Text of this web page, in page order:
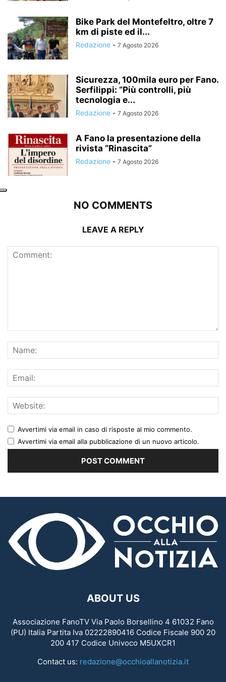
Bike Park del Montefeltro, oltre 7
km di piste ed il...
Redazione - 7 Agosto 2026
Sicurezza, 100mila euro per Fano.
Serfilippi: “Più controlli, più
tecnologia e...
Redazione - 7 Agosto 2026
A Fano la presentazione della
rivista “Rinascita”
Redazione - 7 Agosto 2026
NO COMMENTS
LEAVE A REPLY
Avvertimi via email in caso di risposte al mio commento.
Avvertimi via email alla pubblicazione di un nuovo articolo.
ABOUT US
Associazione FanoTV Via Paolo Borsellino 4 61032 Fano
(PU) Italia Partita Iva 02222890416 Codice Fiscale 900 20
200 417 Codice Univoco M5UXCR1
Contact us: redazione@occhioallanotizia.it